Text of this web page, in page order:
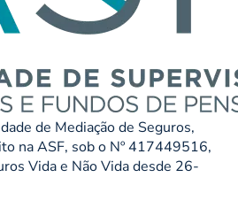
de Mediação de Seguros,
na ASF, sob o Nº 417449516,
Vida e Não Vida desde 26-